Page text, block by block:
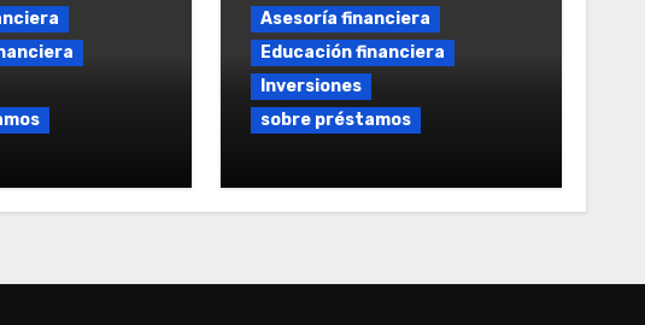
Asesoría financiera
Educación financiera
Inversiones
sobre préstamos
intereses: Guía Completa